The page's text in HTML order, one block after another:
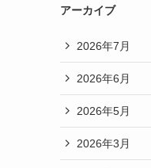
アーカイブ
2026年7月
2026年6月
2026年5月
2026年3月